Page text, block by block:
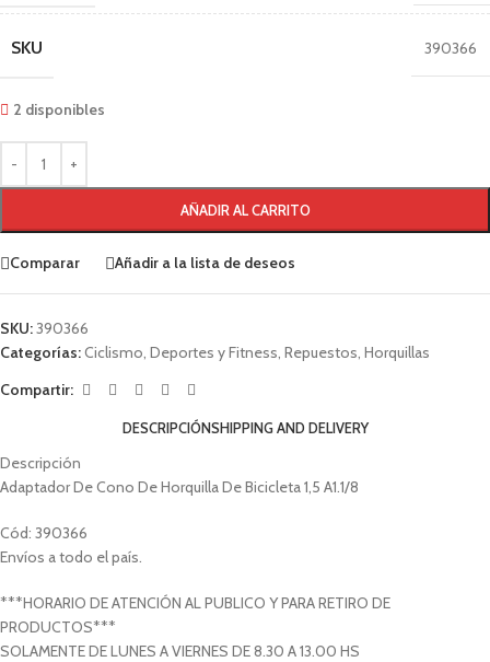
SKU 390366
2 disponibles
AÑADIR AL CARRITO
Comparar Añadir a la lista de deseos
SKU:390366
Categorías:Ciclismo Deportes y Fitness Repuestos Horquillas
Compartir:
DESCRIPCIÓNSHIPPING AND DELIVERY
Descripción
Adaptador De Cono De Horquilla De Bicicleta 1,5 A1.1/8
Cód: 390366
Envíos a todo el país.
***HORARIO DE ATENCIÓN AL PUBLICO Y PARA RETIRO DE
PRODUCTOS***
SOLAMENTE DE LUNES A VIERNES DE 8.30 A 13.00 HS